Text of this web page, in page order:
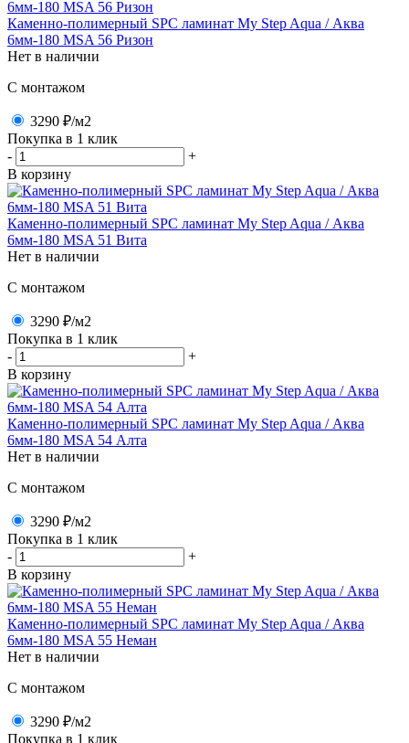
Каменно-полимерный SPC ламинат My Step Aqua / Аква
6мм-180 MSA 56 Ризон
Нет в наличии
C монтажом
3290 ₽/м2
Покупка в 1 клик
-
+
В корзину
Каменно-полимерный SPC ламинат My Step Aqua / Аква
6мм-180 MSA 51 Вита
Нет в наличии
C монтажом
3290 ₽/м2
Покупка в 1 клик
-
+
В корзину
Каменно-полимерный SPC ламинат My Step Aqua / Аква
6мм-180 MSA 54 Алта
Нет в наличии
C монтажом
3290 ₽/м2
Покупка в 1 клик
-
+
В корзину
Каменно-полимерный SPC ламинат My Step Aqua / Аква
6мм-180 MSA 55 Неман
Нет в наличии
C монтажом
3290 ₽/м2
Покупка в 1 клик